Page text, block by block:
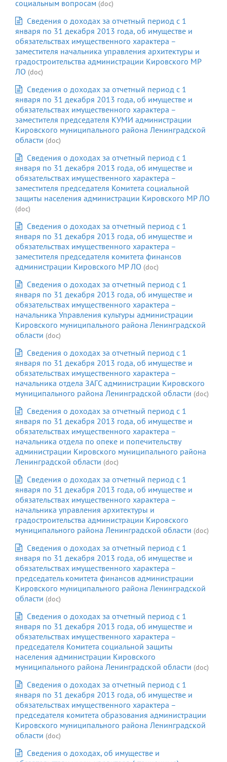
социальным вопросам (doc)
Сведения о доходах за отчетный период с 1
января по 31 декабря 2013 года, об имуществе и
обязательствах имущественного характера –
заместителя начальника управления архитектуры и
градостроительства администрации Кировского МР
ЛО (doc)
Сведения о доходах за отчетный период с 1
января по 31 декабря 2013 года, об имуществе и
обязательствах имущественного характера –
заместителя председателя КУМИ администрации
Кировского муниципального района Ленинградской
области (doc)
Сведения о доходах за отчетный период с 1
января по 31 декабря 2013 года, об имуществе и
обязательствах имущественного характера –
заместителя председателя Комитета социальной
защиты населения администрации Кировского МР ЛО
(doc)
Сведения о доходах за отчетный период с 1
января по 31 декабря 2013 года, об имуществе и
обязательствах имущественного характера –
заместителя председателя комитета финансов
администрации Кировского МР ЛО (doc)
Сведения о доходах за отчетный период с 1
января по 31 декабря 2013 года, об имуществе и
обязательствах имущественного характера –
начальника Управления культуры администрации
Кировского муниципального района Ленинградской
области (doc)
Сведения о доходах за отчетный период с 1
января по 31 декабря 2013 года, об имуществе и
обязательствах имущественного характера –
начальника отдела ЗАГС администрации Кировского
муниципального района Ленинградской области (doc)
Сведения о доходах за отчетный период с 1
января по 31 декабря 2013 года, об имуществе и
обязательствах имущественного характера –
начальника отдела по опеке и попечительству
администрации Кировского муниципального района
Ленинградской области (doc)
Сведения о доходах за отчетный период с 1
января по 31 декабря 2013 года, об имуществе и
обязательствах имущественного характера –
начальника управления архитектуры и
градостроительства администрации Кировского
муниципального района Ленинградской области (doc)
Сведения о доходах за отчетный период с 1
января по 31 декабря 2013 года, об имуществе и
обязательствах имущественного характера –
председатель комитета финансов администрации
Кировского муниципального района Ленинградской
области (doc)
Сведения о доходах за отчетный период с 1
января по 31 декабря 2013 года, об имуществе и
обязательствах имущественного характера –
председателя Комитета социальной защиты
населения администрации Кировского
муниципального района Ленинградской области (doc)
Сведения о доходах за отчетный период с 1
января по 31 декабря 2013 года, об имуществе и
обязательствах имущественного характера –
председателя комитета образования администрации
Кировского муниципального района Ленинградской
области (doc)
Сведения о доходах, об имуществе и